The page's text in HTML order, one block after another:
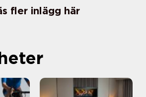
fler inlägg här